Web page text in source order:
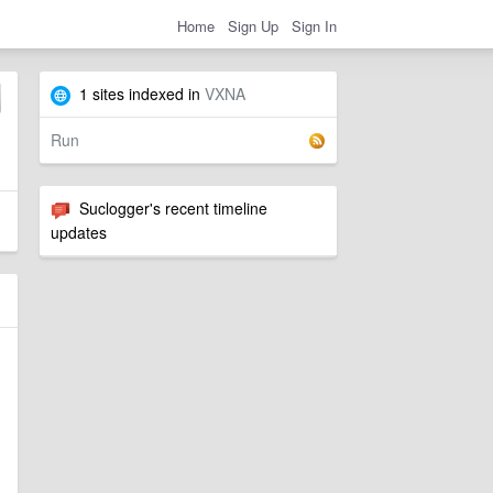
Home Sign Up Sign In
1 sites indexed in VXNA
Run
Suclogger's recent timeline
updates